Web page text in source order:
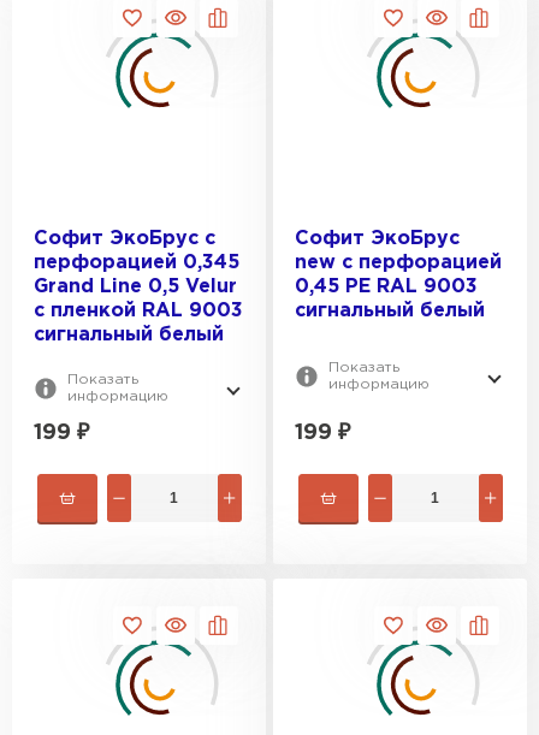
Софит ЭкоБрус с
перфорацией 0,345
Grand Line 0,5 Velur
с пленкой RAL 9003
сигнальный белый
Показать
информацию
199 ₽
Софит ЭкоБрус
new c перфорацией
0,45 PE RAL 9003
сигнальный белый
Показать
информацию
199 ₽
Штакетник